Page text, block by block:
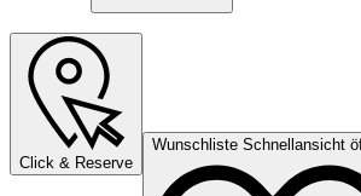
Click & Reserve
Wunschliste Schnellansicht